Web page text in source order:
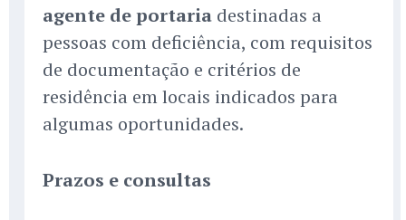
agente de portaria destinadas a
pessoas com deficiência, com requisitos
de documentação e critérios de
residência em locais indicados para
algumas oportunidades.
Prazos e consultas